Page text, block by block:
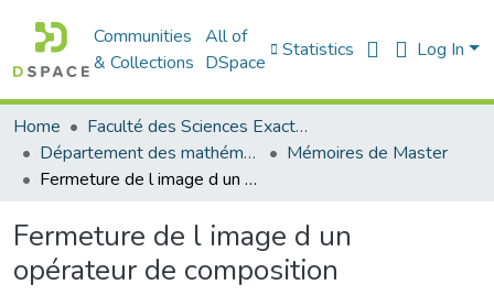
Communities
& Collections
All of
DSpace
Statistics Log In
Home
Faculté des Sciences Exactes et de l'Informatique
Département des mathématiques et informatique
Mémoires de Master
Fermeture de l image d un opérateur de composition
Fermeture de l image d un
opérateur de composition